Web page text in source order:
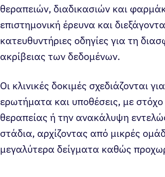
θεραπειών, διαδικασιών και
επιστημονική έρευνα και
κατευθυντήριες οδηγίες για τη
ακρίβειας των δεδομένων.
Οι κλινικές δοκιμές σχεδιάζονται
ερωτήματα και υποθέσεις, με
θεραπείας ή την ανακάλυψη
στάδια, αρχίζοντας από μικρές
μεγαλύτερα δείγματα καθώς